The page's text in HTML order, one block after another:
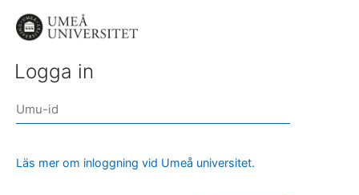
Logga in
Läs mer om inloggning vid Umeå universitet.